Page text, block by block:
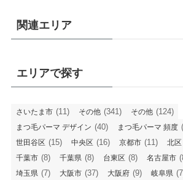
関連エリア
エリアで探す
さいたま市 (11) その他 (341) その他 (124)
まつ毛パーマ デザイン (40) まつ毛パーマ 頻度
世田谷区 (15) 中央区 (16) 京都市 (11) 北区
千葉市 (8) 千葉県 (8) 台東区 (8) 名古屋市
埼玉県 (7) 大阪市 (37) 大阪府 (9) 岐阜県